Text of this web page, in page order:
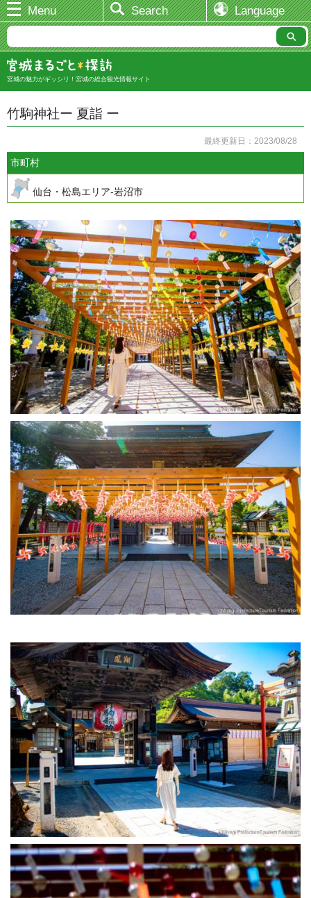
Menu Search Language
宮城の魅力がギッシリ！宮城の総合観光情報サイト
竹駒神社ー 夏詣 ー
最終更新日：2023/08/28
市町村
仙台・松島エリア-岩沼市